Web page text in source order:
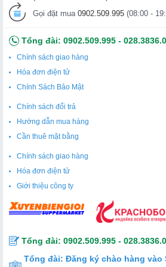
Gọi đặt mua 0902.509.995 (08:00 -
Tổng đài: 0902.509.995 -
Chính sách giao hàng
Hóa đơn điện tử
Chính Sách Bảo Mật
Chính sách đổi trả
Hướng dẫn mua hàng
Cần thuê mặt bằng
Chính sách giao hàng
Hóa đơn điện tử
Giới thiệu công ty
Tổng đài: 0902.509.995 -
Tổng đài: Đăng ký chào hàng vào